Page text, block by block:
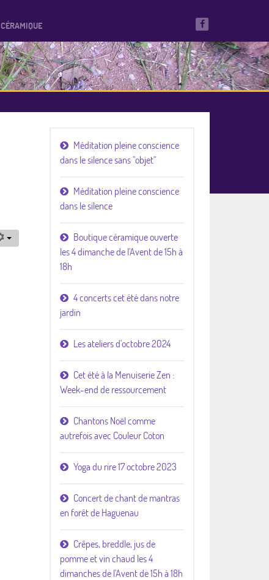
CÉRAMIQUE
Méditation pleine conscience
dans le silence sans "objet"
Méditation pleine conscience
dans le silence
Boutique céramique ouverte
les 4 dimanche de l'Avent de 15h à
18h
4 concerts cet été dans notre
jardin
Les ateliers d'octobre 2024
Cet été à la Menuiserie Zen :
Week-end de ressourcement
Chantons Noël comme
autrefois avec Couleur Coton
Yoga du rire 17 octobre 2023
Concert de chant de mantras
en forêt de Haguenau
Crêpes, breddle, jus de
pomme et vin chaud les 4
dimanches de l'Avent de 15h à 18h